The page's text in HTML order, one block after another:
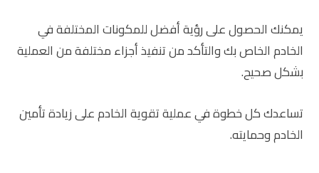
يمكنك الحصول على رؤية أفضل للمكونات المختلفة في
الخادم الخاص بك والتأكد من تنفيذ أجزاء مختلفة من العملية
بشكل صحيح.
تساعدك كل خطوة في عملية تقوية الخادم على زيادة تأمين
الخادم وحمايته.